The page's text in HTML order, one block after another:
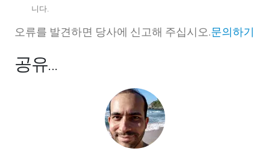
니다.
오류를 발견하면 당사에 신고해 주십시오.문의하기
공유…